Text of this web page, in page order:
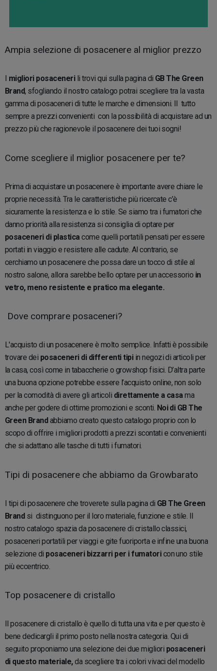
Ampia selezione di posacenere al miglior prezzo
I migliori posacenerili trovi qui sulla pagina di GB The Green
Brand, sfogliando il nostro catalogo potrai scegliere tra la vasta
gamma di posaceneri di tutte le marche e dimensioni. Il tutto
sempre a prezzi convenienti con la possibilità di acquistare ad un
prezzo più che ragionevole il posacenere dei tuoi sogni!
Come scegliere il miglior posacenere per te?
Prima di acquistare un posacenere è importante avere chiare le
proprie necessità. Tra le caratteristiche più ricercate c’è
sicuramente la resistenza e lo stile. Se siamo tra i fumatori che
danno priorità alla resistenza si consiglia di optare per
posaceneri di plastica come quelli portatili pensati per essere
portati in viaggio e resistere alle cadute. Al contrario, se
cerchiamo un posacenere che possa dare un tocco di stile al
nostro salone, allora sarebbe bello optare per un accessorio in
vetro, meno resistente e pratico ma elegante.
Dove comprare posaceneri?
L'acquisto di un posacenere è molto semplice. Infatti è possibile
trovare dei posaceneri di differenti tipiin negozi di articoli per
la casa, così come in tabaccherie o growshop fisici. D’altra parte
una buona opzione potrebbe essere l’acquisto online, non solo
per la comodità di avere gli articoli direttamente a casa ma
anche per godere di ottime promozioni e sconti. Noi di GB The
Green Brandabbiamo creato questo catalogo proprio con lo
scopo di offrire i migliori prodotti a prezzi scontati e convenienti
che si adattano alle tasche di tutti i fumatori.
Tipi di posacenere che abbiamo da Growbarato
I tipi di posacenere che troverete sulla pagina di GB The Green
Brandsi distinguono per il loro materiale, funzione e stile. Il
nostro catalogo spazia da posacenere di cristallo classici,
posaceneri portatili per viaggi e gite fuoriporta e infine una buona
selezione di posaceneri bizzarri per i fumatoricon uno stile
più eccentrico.
Top posacenere di cristallo
Il posacenere di cristallo è quello di tutta una vita e per questo è
bene dedicargli il primo posto nella nostra categoria. Qui di
seguito proponiamo una selezione dei due migliori posaceneri
di questo materiale,da scegliere tra i colori vivaci del modello